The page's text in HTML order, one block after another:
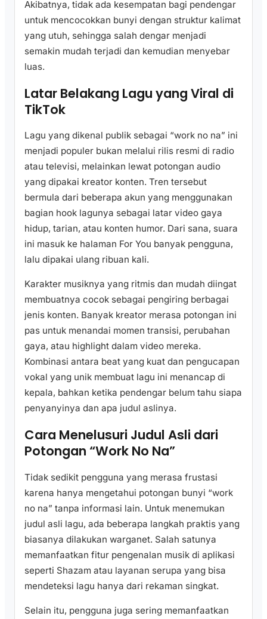
Akibatnya, tidak ada kesempatan bagi pendengar
untuk mencocokkan bunyi dengan struktur kalimat
yang utuh, sehingga salah dengar menjadi
semakin mudah terjadi dan kemudian menyebar
luas.
Latar Belakang Lagu yang Viral di
TikTok
Lagu yang dikenal publik sebagai “work no na” ini
menjadi populer bukan melalui rilis resmi di radio
atau televisi, melainkan lewat potongan audio
yang dipakai kreator konten. Tren tersebut
bermula dari beberapa akun yang menggunakan
bagian hook lagunya sebagai latar video gaya
hidup, tarian, atau konten humor. Dari sana, suara
ini masuk ke halaman For You banyak pengguna,
lalu dipakai ulang ribuan kali.
Karakter musiknya yang ritmis dan mudah diingat
membuatnya cocok sebagai pengiring berbagai
jenis konten. Banyak kreator merasa potongan ini
pas untuk menandai momen transisi, perubahan
gaya, atau highlight dalam video mereka.
Kombinasi antara beat yang kuat dan pengucapan
vokal yang unik membuat lagu ini menancap di
kepala, bahkan ketika pendengar belum tahu siapa
penyanyinya dan apa judul aslinya.
Cara Menelusuri Judul Asli dari
Potongan “Work No Na”
Tidak sedikit pengguna yang merasa frustasi
karena hanya mengetahui potongan bunyi “work
no na” tanpa informasi lain. Untuk menemukan
judul asli lagu, ada beberapa langkah praktis yang
biasanya dilakukan warganet. Salah satunya
memanfaatkan fitur pengenalan musik di aplikasi
seperti Shazam atau layanan serupa yang bisa
mendeteksi lagu hanya dari rekaman singkat.
Selain itu, pengguna juga sering memanfaatkan